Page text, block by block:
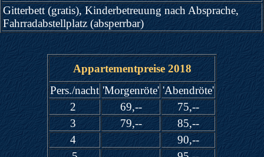
Gitterbett (gratis), Kinderbetreuung nach Absprache,
Fahrradabstellplatz (absperrbar)
Appartementpreise 2018
Pers./nacht 'Morgenröte' 'Abendröte'
2
69,--
75,--
3
79,--
85,--
4
90,--